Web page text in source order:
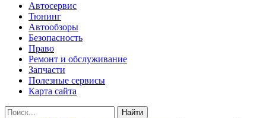
Автосервис
Тюнинг
Автообзоры
Безопасность
Право
Ремонт и обслуживание
Запчасти
Полезные сервисы
Карта сайта
Найти